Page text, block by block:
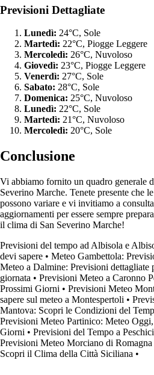
Previsioni Dettagliate
Lunedì: 24°C, Sole
Martedì: 22°C, Piogge Leggere
Mercoledì: 26°C, Nuvoloso
Giovedì: 23°C, Piogge Leggere
Venerdì: 27°C, Sole
Sabato: 28°C, Sole
Domenica: 25°C, Nuvoloso
Lunedì: 22°C, Sole
Martedì: 21°C, Nuvoloso
Mercoledì: 20°C, Sole
Conclusione
Vi abbiamo fornito un quadro generale
Severino Marche. Tenete presente che
possono variare e vi invitiamo a
aggiornamenti per essere sempre
il clima di San Severino Marche!
Previsioni del tempo ad Albisola e
devi sapere • Meteo Gambettola:
Meteo a Dalmine: Previsioni dettagliate
giornata • Previsioni Meteo a Caronno
Prossimi Giorni • Previsioni Meteo
sapere sul meteo a Montespertoli •
Mantova: Scopri le Condizioni del
Previsioni Meteo Partinico: Meteo
Giorni • Previsioni del Tempo a
Previsioni Meteo Morciano di Romagna
Scopri il Clima della Città Siciliana •